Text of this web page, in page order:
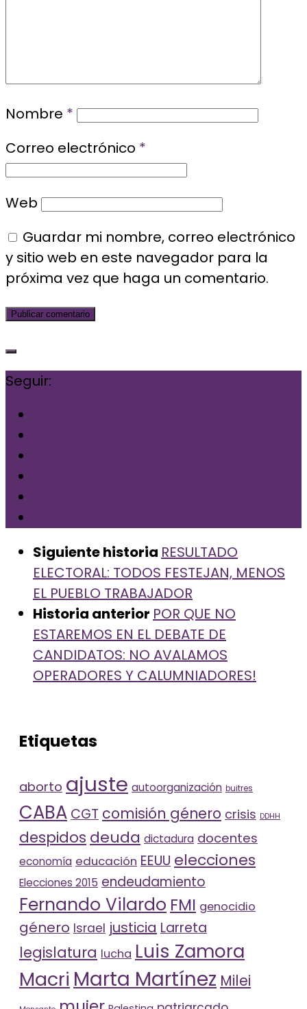
Nombre *
Correo electrónico *
Web
Guardar mi nombre, correo electrónico
y sitio web en este navegador para la
próxima vez que haga un comentario.
Seguir:
Siguiente historia RESULTADO
ELECTORAL: TODOS FESTEJAN, MENOS
EL PUEBLO TRABAJADOR
Historia anterior POR QUE NO
ESTAREMOS EN EL DEBATE DE
CANDIDATOS: NO AVALAMOS
OPERADORES Y CALUMNIADORES!
Etiquetas
aborto ajuste autoorganización buitres
CABA CGT comisión género crisis DDHH
despidos deuda dictadura docentes
economía educación EEUU elecciones
Elecciones 2015 endeudamiento
Fernando Vilardo FMI genocidio
género Israel justicia Larreta
legislatura lucha Luis Zamora
Macri Marta Martínez Milei